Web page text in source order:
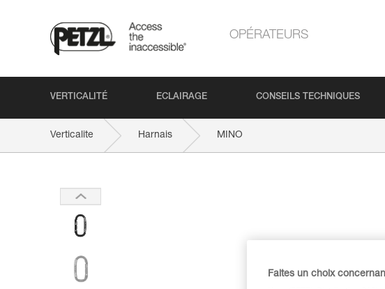
OPÉRATEURS
VERTICALITÉ ECLAIRAGE CONSEILS TECHNIQUES
Verticalite Harnais MINO
Faites un choix